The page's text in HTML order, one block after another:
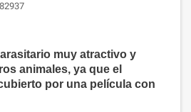
muy atractivo y
animales, ya que el
por una película con